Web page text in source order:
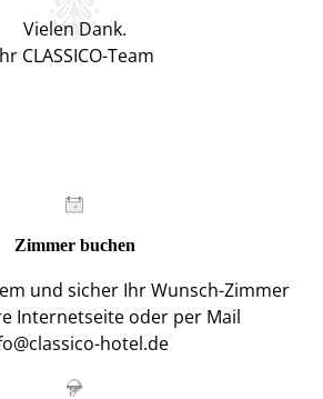
Vielen Dank.
CLASSICO-Team
Zimmer buchen
und sicher Ihr Wunsch-Zimmer
Internetseite oder per Mail
hotel.de